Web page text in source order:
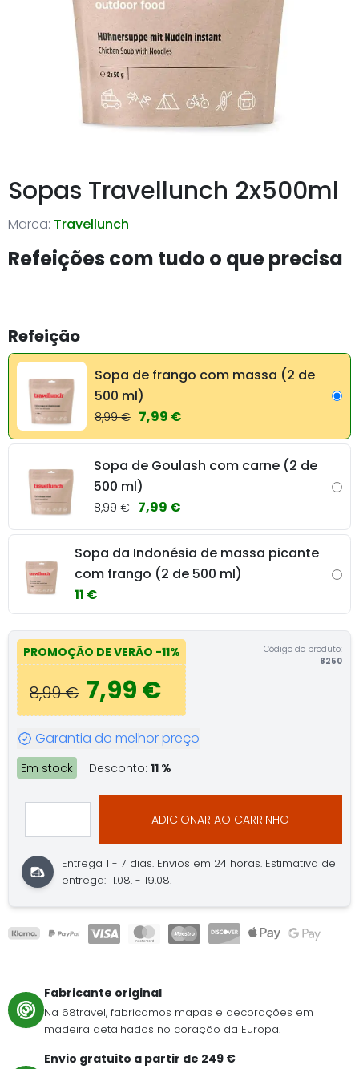
Sopas Travellunch 2x500ml
Marca: Travellunch
Refeições com tudo o que precisa
Refeição
Sopa de frango com massa (2 de
500 ml)
8,99 € 7,99 €
Sopa de Goulash com carne (2 de
500 ml)
8,99 € 7,99 €
Sopa da Indonésia de massa picante
com frango (2 de 500 ml)
11 €
PROMOÇÃO DE VERÃO -11%
8,99 € 7,99 €
Código do produto:
8250
Garantia do melhor preço
Em stock Desconto: 11 %
ADICIONAR AO CARRINHO
Entrega 1 - 7 dias. Envios em 24 horas. Estimativa de
entrega: 11.08. - 19.08.
Fabricante original
Na 68travel, fabricamos mapas e decorações em
madeira detalhados no coração da Europa.
Envio gratuito a partir de 249 €